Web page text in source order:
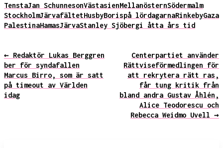
TenstaJan SchunnesonVästasienMellanösternSödermalm
StockholmJärvafältetHusbyBorispå lördagarnaRinkebyGaza
PalestinaHamasJärvaStanley Sjöbergi åtta års tid
← Redaktör Lukas Berggren
ber för syndafallen
Marcus Birro, som är satt
på timeout av Världen
idag
Centerpartiet använder
Rättviseförmedlingen för
att rekrytera rätt ras,
får tung kritik från
bland andra Gustav Åhlén,
Alice Teodorescu och
Rebecca Weidmo Uvell →